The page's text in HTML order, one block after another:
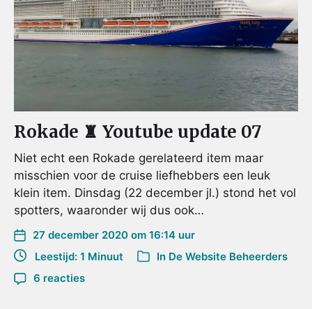
Rokade ♜ Youtube update 07
Niet echt een Rokade gerelateerd item maar
misschien voor de cruise liefhebbers een leuk
klein item. Dinsdag (22 december jl.) stond het vol
spotters, waaronder wij dus ook…
27 december 2020 om 16:14 uur
Leestijd: 1 Minuut
In De Website Beheerders
6 reacties